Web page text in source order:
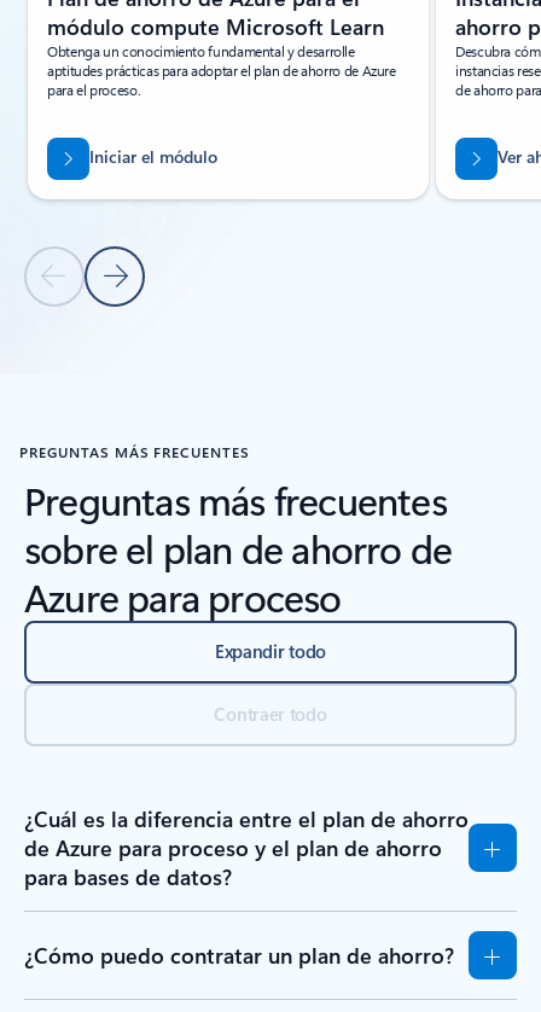
Diapositiva anterior
Diapositiva siguiente
módulo compute Microsoft Learn
Obtenga un conocimiento fundamental y desarrolle
aptitudes prácticas para adoptar el plan de ahorro de Azure
para el proceso.
Iniciar el módulo
ahorro
Descubra
instancias
de ahorro
Ver
PREGUNTAS MÁS FRECUENTES
Preguntas más frecuentes
sobre el plan de ahorro de
Azure para proceso
Expandir todo
Contraer todo
¿Cuál es la diferencia entre el plan de ahorro
de Azure para proceso y el plan de ahorro
para bases de datos?
¿Cómo puedo contratar un plan de ahorro?